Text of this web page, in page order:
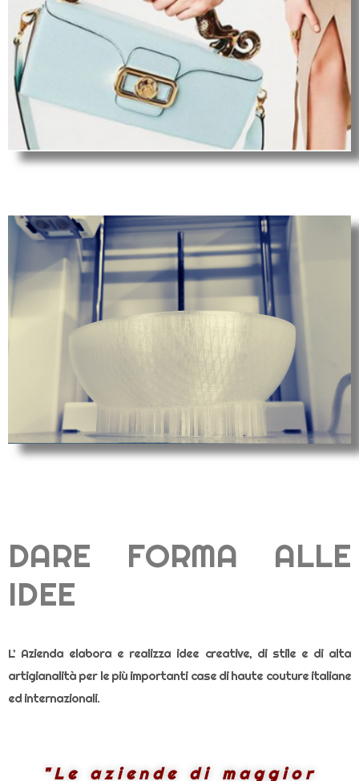
DARE FORMA ALLE
IDEE
L’ Azienda elabora e realizza idee creative, di stile e di alta
artigianalità per le più importanti case di haute couture italiane
ed internazionali.
"Le aziende di maggior